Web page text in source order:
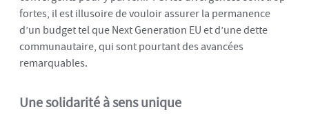
fortes, il est illusoire de vouloir assurer la permanence
d’un budget tel que Next Generation EU et d’une dette
communautaire, qui sont pourtant des avancées
remarquables.
Une solidarité à sens unique